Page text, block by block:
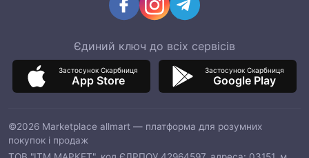
Єдиний ключ до всіх сервісів
Застосунок Скарбниця
App Store
Застосунок Скарбниця
Google Play
©2026 Marketplace allmart — платформа для розумних
покупок і продаж